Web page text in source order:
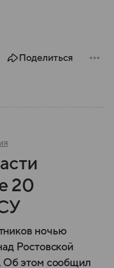
Поделиться
20
ночью
Ростовской
Об этом сообщил